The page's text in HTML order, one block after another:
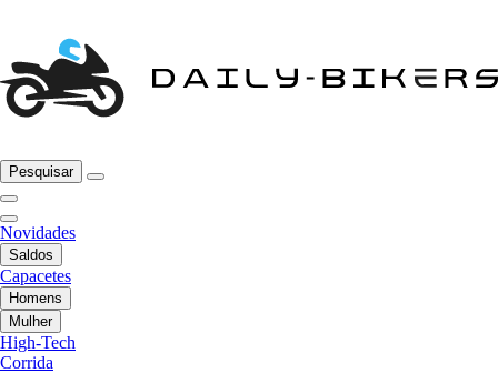
Pesquisar
Novidades
Saldos
Capacetes
Homens
Mulher
High-Tech
Corrida